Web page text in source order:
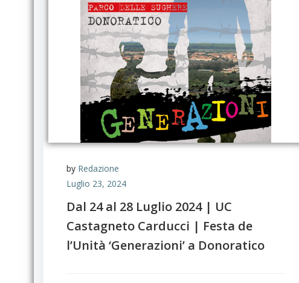
by Redazione
Luglio 23, 2024
Dal 24 al 28 Luglio 2024 | UC
Castagneto Carducci | Festa de
l’Unità ‘Generazioni’ a Donoratico